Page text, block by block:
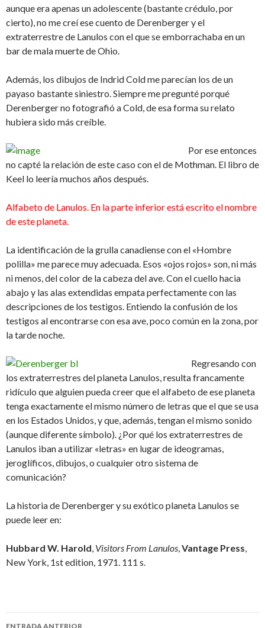
aunque era apenas un adolescente (bastante crédulo, por
cierto), no me creí ese cuento de Derenberger y el
extraterrestre de Lanulos con el que se emborrachaba en un
bar de mala muerte de Ohio.
Además, los dibujos de Indrid Cold me parecían los de un
payaso bastante siniestro. Siempre me pregunté porqué
Derenberger no fotografió a Cold, de esa forma su relato
hubiera sido más creíble.
Por ese entonces
no capté la relación de este caso con el de Mothman. El libro de
Keel lo leería muchos años después.
Alfabeto de Lanulos. En la parte inferior está escrito el nombre
de este planeta.
La identificación de la grulla canadiense con el «Hombre
polilla» me parece muy adecuada. Esos «ojos rojos» son, ni más
ni menos, del color de la cabeza del ave. Con el cuello hacia
abajo y las alas extendidas empata perfectamente con las
descripciones de los testigos. Entiendo la confusión de los
testigos al encontrarse con esa ave, poco común en la zona, por
la tarde noche.
Regresando con
los extraterrestres del planeta Lanulos, resulta francamente
ridículo que alguien pueda creer que el alfabeto de ese planeta
tenga exactamente el mismo número de letras que el que se usa
en los Estados Unidos, y que, además, tengan el mismo sonido
(aunque diferente símbolo). ¿Por qué los extraterrestres de
Lanulos iban a utilizar «letras» en lugar de ideogramas,
jeroglíficos, dibujos, o cualquier otro sistema de
comunicación?
La historia de Derenberger y su exótico planeta Lanulos se
puede leer en:
Hubbard W. Harold, Visitors From Lanulos,Vantage Press,
New York, 1st edition, 1971. 111 s.
Navegación
ENTRADA ANTERIOR